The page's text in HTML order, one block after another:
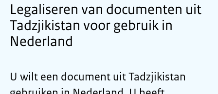
Legaliseren van documenten uit
Tadzjikistan voor gebruik in
Nederland
U wilt een document uit Tadzjikistan